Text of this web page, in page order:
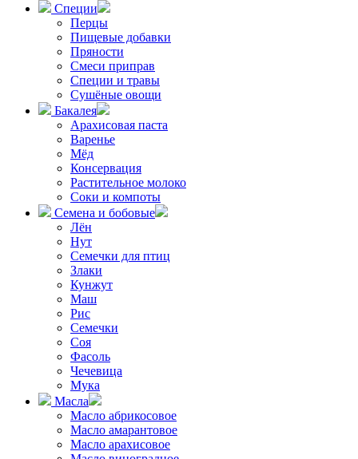
Специи
Перцы
Пищевые добавки
Пряности
Смеси приправ
Специи и травы
Сушёные овощи
Бакалея
Арахисовая паста
Варенье
Мёд
Консервация
Растительное молоко
Соки и компоты
Семена и бобовые
Лён
Нут
Семечки для птиц
Злаки
Кунжут
Маш
Рис
Семечки
Соя
Фасоль
Чечевица
Мука
Масла
Масло абрикосовое
Масло амарантовое
Масло арахисовое